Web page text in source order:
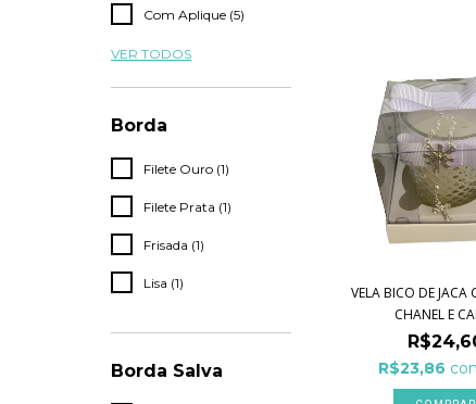
Com Aplique (5)
VER TODOS
Borda
Filete Ouro (1)
Filete Prata (1)
Frisada (1)
Lisa (1)
Borda Salva
VELA BICO DE JACA
CHANEL E
R$23,86